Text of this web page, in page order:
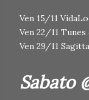
Ven 15/11
Ven 22/11
Ven 29/11
Sabato